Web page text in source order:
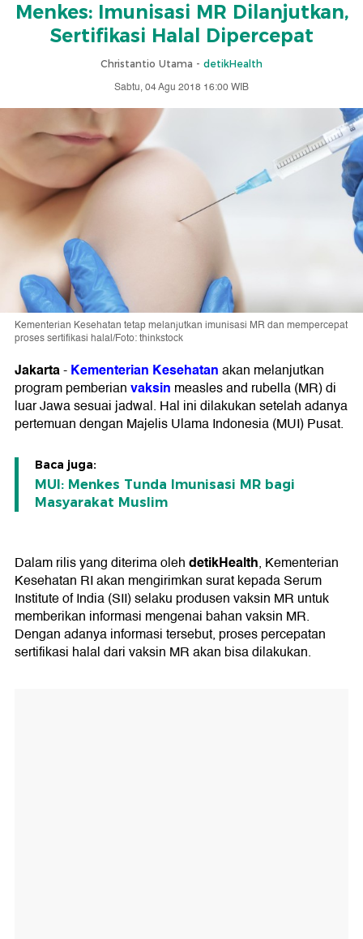
Menkes: Imunisasi MR Dilanjutkan,
Sertifikasi Halal Dipercepat
Christantio Utama - detikHealth
Sabtu, 04 Agu 2018 16:00 WIB
Kementerian Kesehatan tetap melanjutkan imunisasi MR dan mempercepat
proses sertifikasi halal/Foto: thinkstock
Jakarta-Kementerian Kesehatanakan melanjutkan
program pemberianvaksin measles and rubella (MR) di
luar Jawa sesuai jadwal. Hal ini dilakukan setelah adanya
pertemuan dengan Majelis Ulama Indonesia (MUI) Pusat.
Baca juga:
MUI: Menkes Tunda Imunisasi MR bagi
Masyarakat Muslim
Dalam rilis yang diterima olehdetikHealth, Kementerian
Kesehatan RI akan mengirimkan surat kepada Serum
Institute of India (SII) selaku produsen vaksin MR untuk
memberikan informasi mengenai bahan vaksin MR.
Dengan adanya informasi tersebut, proses percepatan
sertifikasi halal dari vaksin MR akan bisa dilakukan.